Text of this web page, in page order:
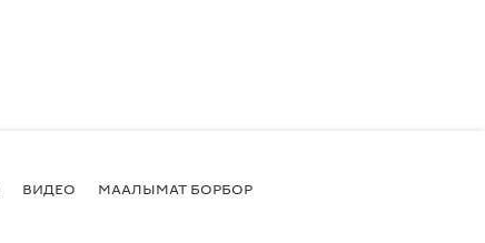
ВИДЕО МААЛЫМАТ БОРБОР